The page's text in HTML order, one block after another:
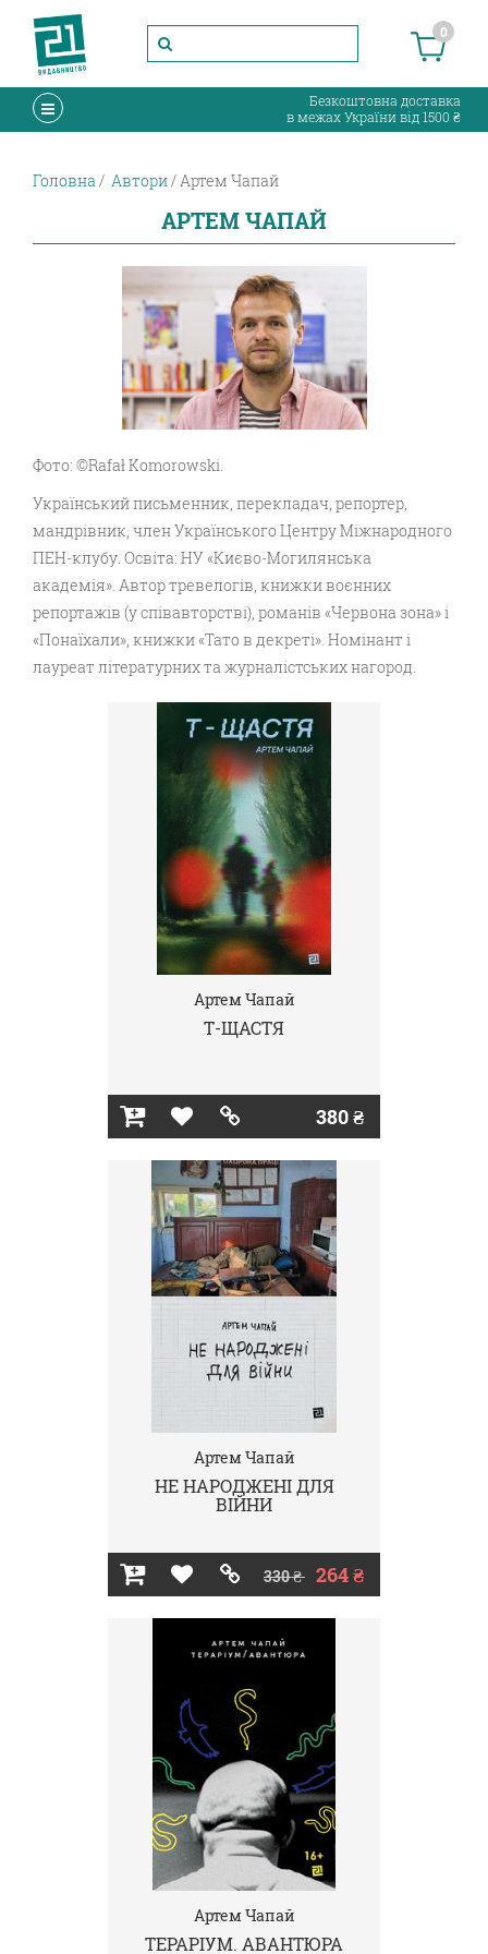
0
Безкоштовна доставка
в межах України від 1500 ₴
Головна Автори Артем Чапай
АРТЕМ ЧАПАЙ
Фото: ©Rafał Komorowski.
Український письменник, перекладач, репортер,
мандрівник, член Українського Центру Міжнародного
ПЕН-клубу. Освіта: НУ «Києво-Могилянська
академія». Автор тревелогів, книжки воєнних
репортажів (у співавторстві), романів «Червона зона» і
«Понаїхали», книжки «Тато в декреті». Номінант і
лауреат літературних та журналістських нагород.
Артем Чапай
Т-ЩАСТЯ
380 ₴
Артем Чапай
НЕ НАРОДЖЕНІ ДЛЯ
ВІЙНИ
330 ₴ 264 ₴
Артем Чапай
ТЕРАРІУМ. АВАНТЮРА